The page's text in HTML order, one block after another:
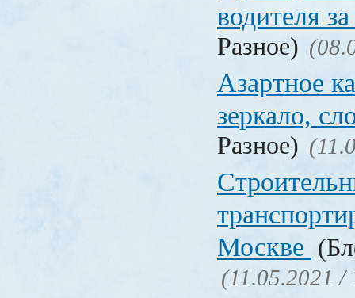
водителя
Разное)
Азартное
зеркало,
Разное)
Москве
(11.05.2021 /